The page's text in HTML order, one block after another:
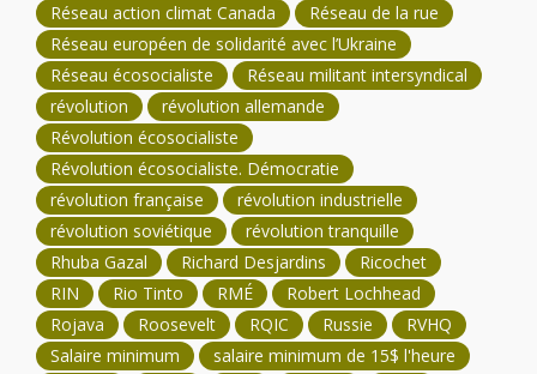
Réseau action climat Canada
Réseau de la rue
Réseau européen de solidarité avec l’Ukraine
Réseau écosocialiste
Réseau militant intersyndical
révolution
révolution allemande
Révolution écosocialiste
Révolution écosocialiste. Démocratie
révolution française
révolution industrielle
révolution soviétique
révolution tranquille
Rhuba Gazal
Richard Desjardins
Ricochet
RIN
Rio Tinto RMÉ
Robert Lochhead
Rojava
Roosevelt RQIC Russie
RVHQ
Salaire minimum
salaire minimum de 15$ l'heure